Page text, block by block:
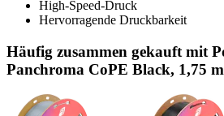
High-Speed-Druck
Hervorragende Druckbarkeit
Häufig zusammen gekauft mit
Panchroma CoPE Black, 1,75